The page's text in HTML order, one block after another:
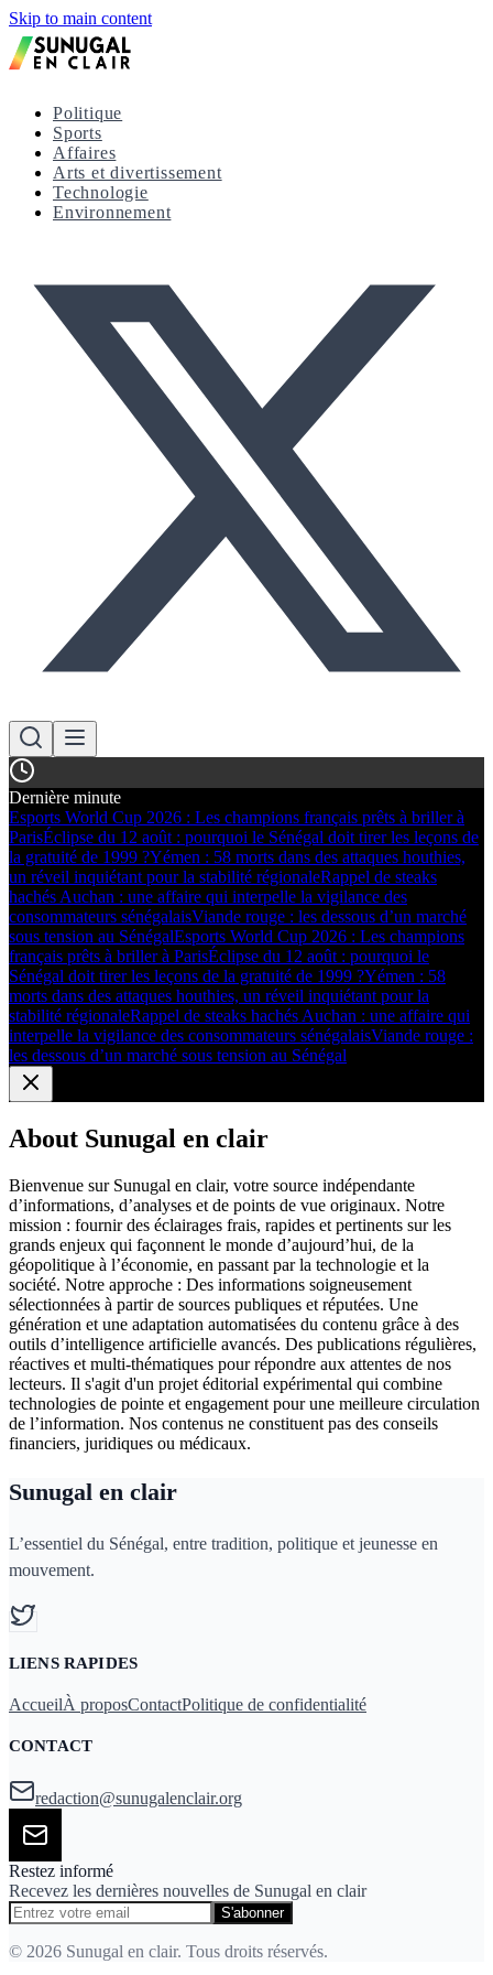
Skip to main content
Politique
Sports
Affaires
Arts et divertissement
Technologie
Environnement
Dernière minute
Esports World Cup 2026 : Les champions français prêts à briller à
ParisÉclipse du 12 août : pourquoi le Sénégal doit tirer les leçons de
la gratuité de 1999 ?Yémen : 58 morts dans des attaques houthies,
un réveil inquiétant pour la stabilité régionaleRappel de steaks
hachés Auchan : une affaire qui interpelle la vigilance des
consommateurs sénégalaisViande rouge : les dessous d’un marché
sous tension au SénégalEsports World Cup 2026 : Les champions
français prêts à briller à ParisÉclipse du 12 août : pourquoi le
Sénégal doit tirer les leçons de la gratuité de 1999 ?Yémen : 58
morts dans des attaques houthies, un réveil inquiétant pour la
stabilité régionaleRappel de steaks hachés Auchan : une affaire qui
interpelle la vigilance des consommateurs sénégalaisViande rouge :
les dessous d’un marché sous tension au Sénégal
About Sunugal en clair
Bienvenue sur Sunugal en clair, votre source indépendante
d’informations, d’analyses et de points de vue originaux. Notre
mission : fournir des éclairages frais, rapides et pertinents sur les
grands enjeux qui façonnent le monde d’aujourd’hui, de la
géopolitique à l’économie, en passant par la technologie et la
société. Notre approche : Des informations soigneusement
sélectionnées à partir de sources publiques et réputées. Une
génération et une adaptation automatisées du contenu grâce à des
outils d’intelligence artificielle avancés. Des publications régulières,
réactives et multi-thématiques pour répondre aux attentes de nos
lecteurs. Il s'agit d'un projet éditorial expérimental qui combine
technologies de pointe et engagement pour une meilleure circulation
de l’information. Nos contenus ne constituent pas des conseils
financiers, juridiques ou médicaux.
Sunugal en clair
L’essentiel du Sénégal, entre tradition, politique et jeunesse en
mouvement.
LIENS RAPIDES
AccueilÀ proposContactPolitique de confidentialité
CONTACT
redaction@sunugalenclair.org
Restez informé
Recevez les dernières nouvelles de Sunugal en clair
S'abonner
© 2026 Sunugal en clair. Tous droits réservés.